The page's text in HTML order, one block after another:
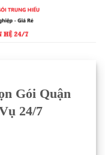
Gói Quận
24/7